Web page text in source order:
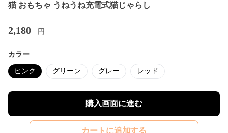
猫 おもちゃ うねうね充電式猫じゃらし
2,180 円
カラー
ピンク グリーン グレー レッド
購入画面に進む
カートに追加する